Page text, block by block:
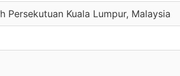
Persekutuan Kuala Lumpur, Malaysia